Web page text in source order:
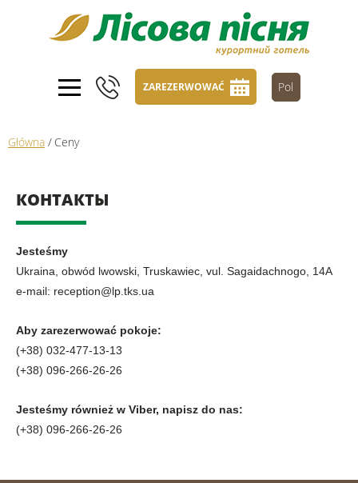
ZAREZERWOWAĆ Pol
Główna / Ceny
КОНТАКТЫ
Jesteśmy
Ukraina, obwód lwowski, Truskawiec, vul. Sagaidachnogo, 14A
e-mail: reception@lp.tks.ua
Aby zarezerwować pokoje:
(+38) 032-477-13-13
(+38) 096-266-26-26
Jesteśmy również w Viber, napisz do nas:
(+38) 096-266-26-26